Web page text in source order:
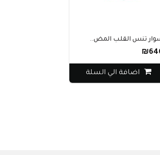
تنس القلب المض..
اضافة الي السلة